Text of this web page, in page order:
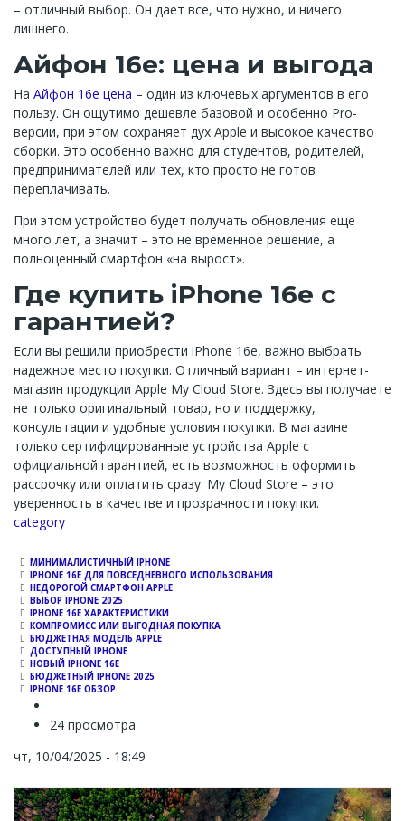
– отличный выбор. Он дает все, что нужно, и ничего
лишнего.
Айфон 16e: цена и выгода
На Айфон 16e цена – один из ключевых аргументов в его
пользу. Он ощутимо дешевле базовой и особенно Pro-
версии, при этом сохраняет дух Apple и высокое качество
сборки. Это особенно важно для студентов, родителей,
предпринимателей или тех, кто просто не готов
переплачивать.
При этом устройство будет получать обновления еще
много лет, а значит – это не временное решение, а
полноценный смартфон «на вырост».
Где купить iPhone 16e с
гарантией?
Если вы решили приобрести iPhone 16e, важно выбрать
надежное место покупки. Отличный вариант – интернет-
магазин продукции Apple My Cloud Store. Здесь вы получаете
не только оригинальный товар, но и поддержку,
консультации и удобные условия покупки. В магазине
только сертифицированные устройства Apple с
официальной гарантией, есть возможность оформить
рассрочку или оплатить сразу. My Cloud Store – это
уверенность в качестве и прозрачности покупки.
Channel
category
МИНИМАЛИСТИЧНЫЙ IPHONE
IPHONE 16E ДЛЯ ПОВСЕДНЕВНОГО ИСПОЛЬЗОВАНИЯ
НЕДОРОГОЙ СМАРТФОН APPLE
ВЫБОР IPHONE 2025
IPHONE 16E ХАРАКТЕРИСТИКИ
КОМПРОМИСС ИЛИ ВЫГОДНАЯ ПОКУПКА
БЮДЖЕТНАЯ МОДЕЛЬ APPLE
ДОСТУПНЫЙ IPHONE
НОВЫЙ IPHONE 16E
БЮДЖЕТНЫЙ IPHONE 2025
IPHONE 16E ОБЗОР
24 просмотра
чт, 10/04/2025 - 18:49